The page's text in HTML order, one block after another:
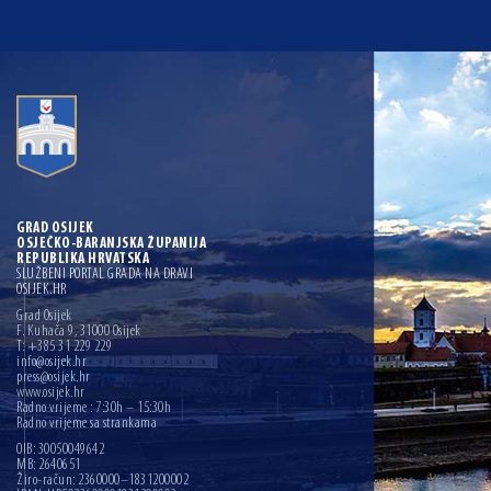
GRAD OSIJEK
OSJEČKO-BARANJSKA ŽUPANIJA
REPUBLIKA HRVATSKA
SLUŽBENI PORTAL GRADA NA DRAVI
OSIJEK.HR
Grad Osijek
F. Kuhača 9, 31000 Osijek
T: +385 31 229 229
info@osijek.hr
press@osijek.hr
www.osijek.hr
Radno vrijeme : 7:30h – 15:30h
Radno vrijeme sa strankama
OIB: 30050049642
MB: 2640651
Žiro-račun: 2360000–1831200002